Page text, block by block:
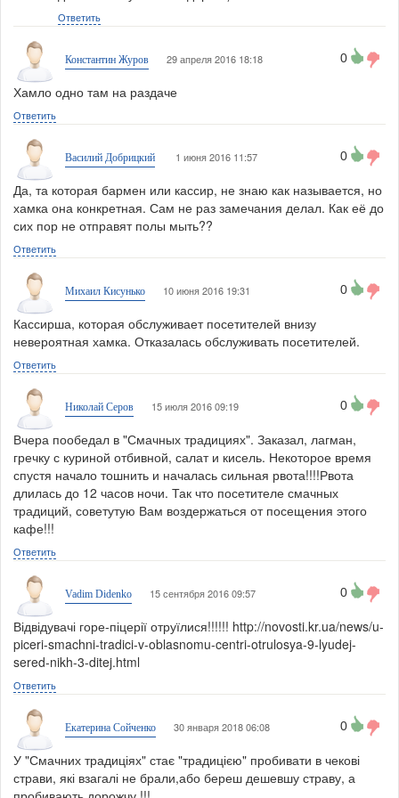
Ответить
Константин Журов 29 апреля 2016 18:18 0
Хамло одно там на раздаче
Ответить
Василий Добрицкий 1 июня 2016 11:57 0
Да, та которая бармен или кассир, не знаю как называется, но
хамка она конкретная. Сам не раз замечания делал. Как её до
сих пор не отправят полы мыть??
Ответить
Михаил Кисунько 10 июня 2016 19:31 0
Кассирша, которая обслуживает посетителей внизу
невероятная хамка. Отказалась обслуживать посетителей.
Ответить
Николай Серов 15 июля 2016 09:19 0
Вчера пообедал в "Смачных традициях". Заказал, лагман,
гречку с куриной отбивной, салат и кисель. Некоторое время
спустя начало тошнить и началась сильная рвота!!!!Рвота
длилась до 12 часов ночи. Так что посетителе смачных
традиций, советутую Вам воздержаться от посещения этого
кафе!!!
Ответить
Vadim Didenko 15 сентября 2016 09:57 0
Відвідувачі горе-піцерії отруїлися!!!!!! http://novosti.kr.ua/news/u-
piceri-smachni-tradici-v-oblasnomu-centri-otrulosya-9-lyudej-
sered-nikh-3-ditej.html
Ответить
Екатерина Сойченко 30 января 2018 06:08 0
У "Смачних традиціях" стає "традицією" пробивати в чекові
страви, які взагалі не брали,або береш дешевшу страву, а